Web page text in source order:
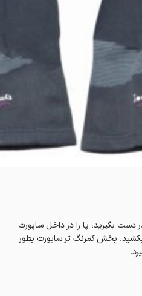
دست بگیرید، پا را در داخل ساپورت
بکشید. بخش کمرنگ تر ساپورت بطور